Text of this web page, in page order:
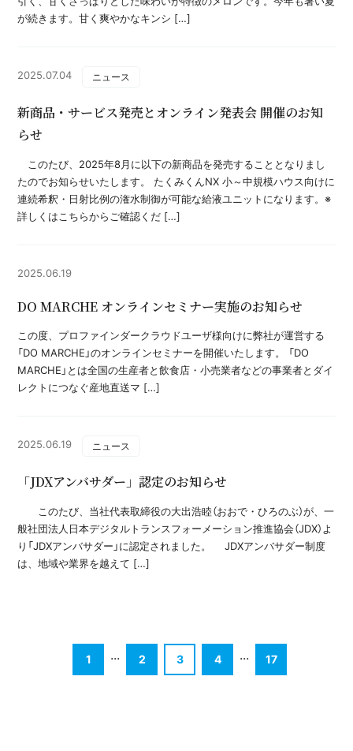
が続きます。甘く爽やかなキンシ […]
2025.07.04 ニュース
新商品・サービス発売とオンライン発表会 開催のお知
らせ
このたび、2025年8月に以下の新商品を発売することとなりまし
たのでお知らせいたします。 たくみくんNX 小～中規模ハウス向けに
連続希釈・日射比例の潅水制御が可能な給液ユニットになります。※
詳しくはこちらからご確認くだ […]
2025.06.19
DO MARCHE オンラインセミナー実施のお知らせ
この度、プロファインダークラウドユーザ様向けに弊社が運営する
「DO MARCHE」のオンラインセミナーを開催いたします。 「DO
MARCHE」とは全国の生産者と飲食店・小売業者などの事業者とダイ
レクトにつなぐ産地直送マ […]
2025.06.19 ニュース
「JDXアンバサダー」認定のお知らせ
このたび、当社代表取締役の大出浩睦（おおで・ひろのぶ）が、一
般社団法人日本デジタルトランスフォーメーション推進協会（JDX）よ
り「JDXアンバサダー」に認定されました。 JDXアンバサダー制度
は、地域や業界を越えて […]
1 ... 2 3 4 ... 17